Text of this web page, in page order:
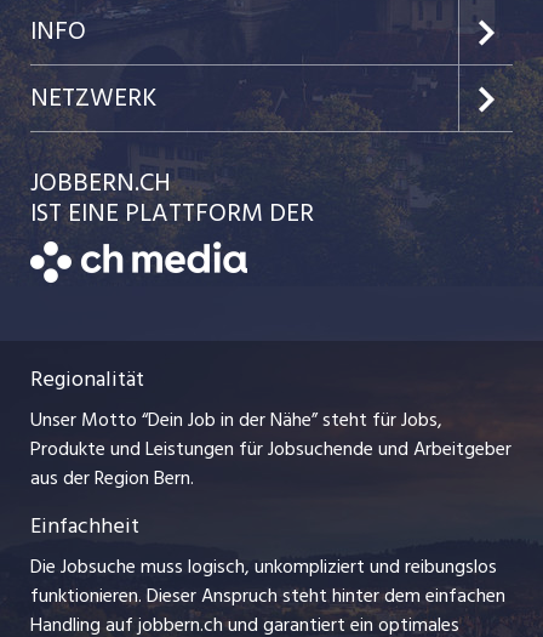
Jobs in der Stadt Bern
Jobs in der Stadt Biel
Festanstellungen
Temporäre Jobs
Freelance Jobs
Ferienjobs
Management / Kader-Jobs
Arbeitgeber
Jobline
Preise & Leistungen
Kundenlogin
Einzelinserat disponieren
Schnittstelle
Bewerber-Cockpit
INFO
Team
Ratgeber
AGB
Datenschutzerklärung
Impressum
Stellenmeldepflicht
NETZWERK
jobbasel.ch
jobmittelland.ch
zentraljob.ch
myjob.ch
jobzüri.ch
ajourjob.ch
baernerbaer.ch
JOBBERN.CH
IST EINE PLATTFORM DER
Regionalität
Unser Motto “Dein Job in der Nähe” steht für Jobs,
Produkte und Leistungen für Jobsuchende und Arbeitgeber
aus der Region Bern.
Einfachheit
Die Jobsuche muss logisch, unkompliziert und reibungslos
funktionieren. Dieser Anspruch steht hinter dem einfachen
Handling auf jobbern.ch und garantiert ein optimales